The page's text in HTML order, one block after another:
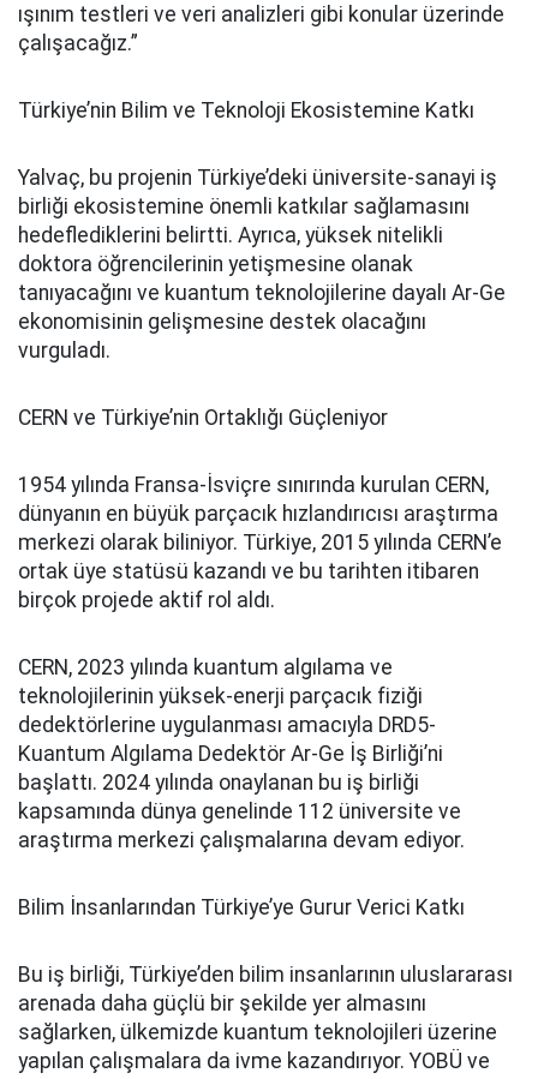
ışınım testleri ve veri analizleri gibi konular üzerinde
çalışacağız.”
Türkiye’nin Bilim ve Teknoloji Ekosistemine Katkı
Yalvaç, bu projenin Türkiye’deki üniversite-sanayi iş
birliği ekosistemine önemli katkılar sağlamasını
hedeflediklerini belirtti. Ayrıca, yüksek nitelikli
doktora öğrencilerinin yetişmesine olanak
tanıyacağını ve kuantum teknolojilerine dayalı Ar-Ge
ekonomisinin gelişmesine destek olacağını
vurguladı.
CERN ve Türkiye’nin Ortaklığı Güçleniyor
1954 yılında Fransa-İsviçre sınırında kurulan CERN,
dünyanın en büyük parçacık hızlandırıcısı araştırma
merkezi olarak biliniyor. Türkiye, 2015 yılında CERN’e
ortak üye statüsü kazandı ve bu tarihten itibaren
birçok projede aktif rol aldı.
CERN, 2023 yılında kuantum algılama ve
teknolojilerinin yüksek-enerji parçacık fiziği
dedektörlerine uygulanması amacıyla DRD5-
Kuantum Algılama Dedektör Ar-Ge İş Birliği’ni
başlattı. 2024 yılında onaylanan bu iş birliği
kapsamında dünya genelinde 112 üniversite ve
araştırma merkezi çalışmalarına devam ediyor.
Bilim İnsanlarından Türkiye’ye Gurur Verici Katkı
Bu iş birliği, Türkiye’den bilim insanlarının uluslararası
arenada daha güçlü bir şekilde yer almasını
sağlarken, ülkemizde kuantum teknolojileri üzerine
yapılan çalışmalara da ivme kazandırıyor. YOBÜ ve